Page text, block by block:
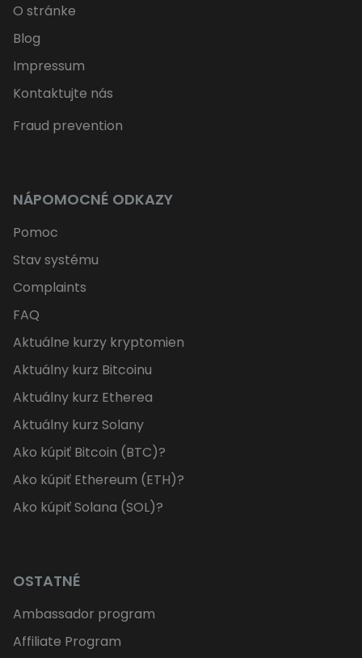
O stránke
Blog
Impressum
Kontaktujte nás
Fraud prevention
NÁPOMOCNÉ ODKAZY
Pomoc
Stav systému
Complaints
FAQ
Aktuálne kurzy kryptomien
Aktuálny kurz Bitcoinu
Aktuálny kurz Etherea
Aktuálny kurz Solany
Ako kúpiť Bitcoin (BTC)?
Ako kúpiť Ethereum (ETH)?
Ako kúpiť Solana (SOL)?
OSTATNÉ
Ambassador program
Affiliate Program